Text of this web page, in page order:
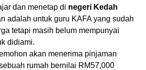
dan menetap di negeri Kedah
adalah untuk guru KAFA yang sudah
tetapi masih belum mempunyai
didiami.
akan menerima pinjaman
rumah bernilai RM57,000